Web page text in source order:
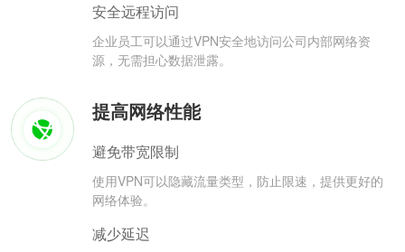
安全远程访问
企业员工可以通过VPN安全地访问公司内部网络资
源，无需担心数据泄露。
提高网络性能
避免带宽限制
使用VPN可以隐藏流量类型，防止限速，提供更好的
网络体验。
减少延迟